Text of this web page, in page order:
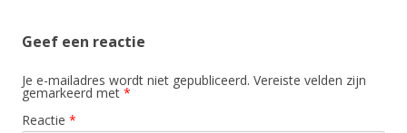
Geef een reactie
Je e-mailadres wordt niet gepubliceerd. Vereiste velden zijn
gemarkeerd met *
Reactie *